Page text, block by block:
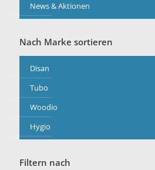
News & Aktionen
Nach Marke sortieren
Disan
Tubo
Woodio
Hygio
Filtern nach